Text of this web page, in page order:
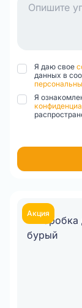
Я даю свое
данных в
Я
Акция